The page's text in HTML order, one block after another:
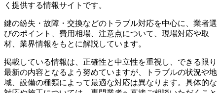
く提供する情報サイトです。
鍵の紛失・故障・交換などのトラブル対応を中心に、業者選
びのポイント、費用相場、注意点について、現場対応や取
材、業界情報をもとに解説しています。
掲載している情報は、正確性と中立性を重視し、できる限り
最新の内容となるよう努めていますが、トラブルの状況や地
域、設備の種類によって最適な対応は異なります。具体的な